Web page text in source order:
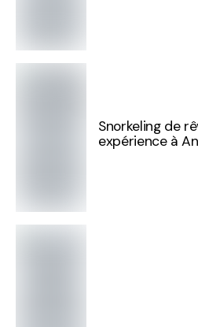
Snorkeling de
expérience à